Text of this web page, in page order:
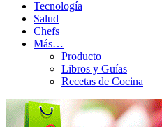
Tecnología
Salud
Chefs
Más…
Producto
Libros y Guías
Recetas de Cocina